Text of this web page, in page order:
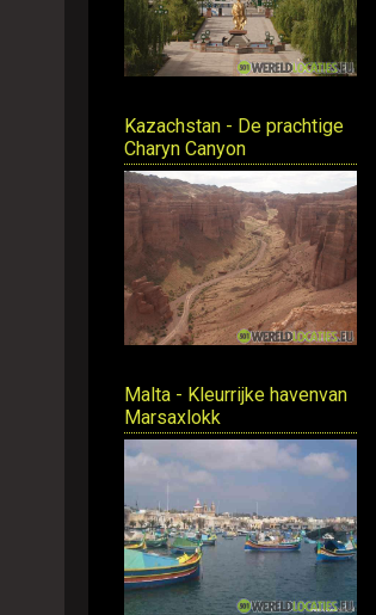
Kazachstan - De prachtige
Charyn Canyon
Malta - Kleurrijke havenvan
Marsaxlokk